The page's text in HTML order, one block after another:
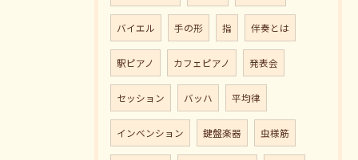
バイエル 手の形 指 伴奏とは
駅ピアノ カフェピアノ 発表会
セッション バッハ 平均律
インベンション 鍵盤楽器 虫様筋